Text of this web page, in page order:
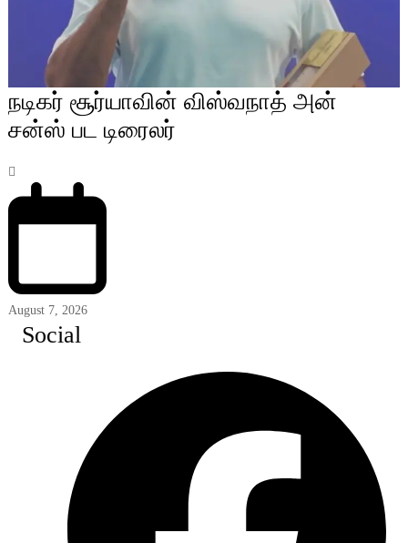
நடிகர் சூர்யாவின் விஸ்வநாத் அன்
சன்ஸ் பட டிரைலர்
August 7, 2026
Social